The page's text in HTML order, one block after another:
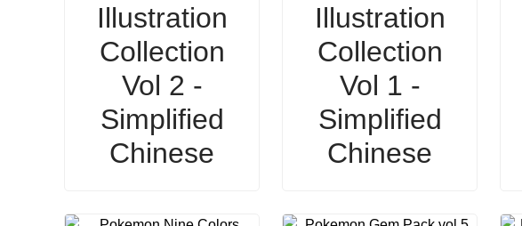
Illustration
Collection
Vol 2 -
Simplified
Chinese
Illustration
Collection
Vol 1 -
Simplified
Chinese